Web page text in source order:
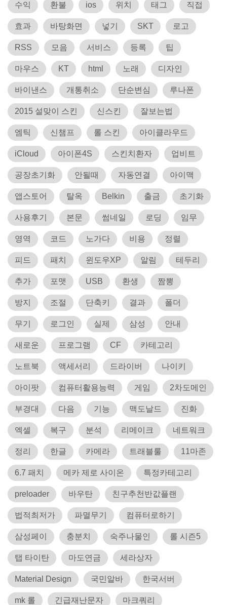
수익 환불 ios 위치 태그 직접
효과 바탕화면 넣기 SKT 로고
RSS 모음 서비스 등록 팁
마우스 KT html 노래 디자인
바이낸스 개통취소 단순변심 루나폰
2015 설맞이 스킨 신스킨 잘보는법
엠틱 신챔프 롤 스킨 아이클라우드
iCloud 아이폰4S 스킨치환자 업비트
공장초기화 안될때 자동연결 아이맥
앱스토어 탈옥 Belkin 출금 초기화
사용후기 본문 썸네일 로딩 임무
영역 코드 노가다 비용 정렬
피드 패치 윈도우XP 알림 테두리
추가 포맷 USB 환생 짬뽕
방지 조절 단축키 결과 폴더
무기 로그인 실제 삼성 안내
새로운 프로그램 CF 카테고리
노트북 액세서리 드라이버 나이키
아이팟 컴퓨터활용능력 게임 2차도메인
부경대 다음 기능 맥도날드 진화
엑셀 복구 분석 리메이크 네트워크
정리 한글 카메라 트래블룰 11마존
6.7 패치 메카 제로 사이온 특정카테고리
preloader 바우탄 친구추천반값플랜
법적최저가 파멸무기 컴퓨터로하기
삼성페이 충분치 숙주나물인 롤 시즌5
탭 타이탄 마도연금 세라상자
Material Design 국민알바 한국서버
mk 롤 긴급재난문자 마크쿼리